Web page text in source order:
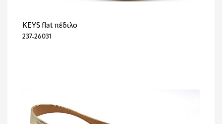
KEYS flat πέδιλο
237-26031